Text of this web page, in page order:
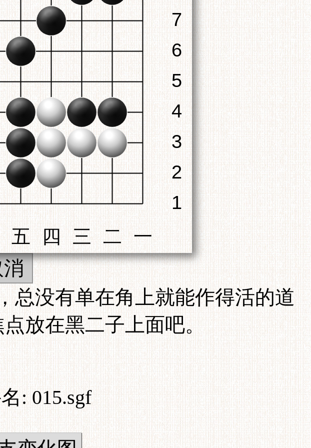
总没有单在角上就能作得活的道
放在黑二子上面吧。
: 015.sgf